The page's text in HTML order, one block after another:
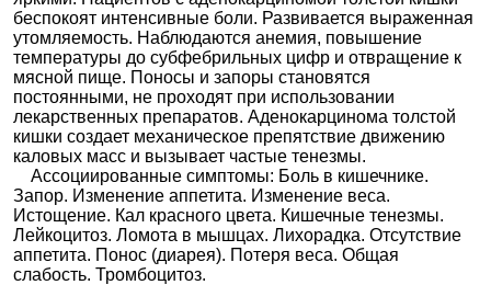
беспокоят интенсивные боли. Развивается выраженная
утомляемость. Наблюдаются анемия, повышение
температуры до субфебрильных цифр и отвращение к
мясной пище. Поносы и запоры становятся
постоянными, не проходят при использовании
лекарственных препаратов. Аденокарцинома толстой
кишки создает механическое препятствие движению
каловых масс и вызывает частые тенезмы.
Ассоциированные симптомы: Боль в кишечнике.
Запор. Изменение аппетита. Изменение веса.
Истощение. Кал красного цвета. Кишечные тенезмы.
Лейкоцитоз. Ломота в мышцах. Лихорадка. Отсутствие
аппетита. Понос (диарея). Потеря веса. Общая
слабость. Тромбоцитоз.